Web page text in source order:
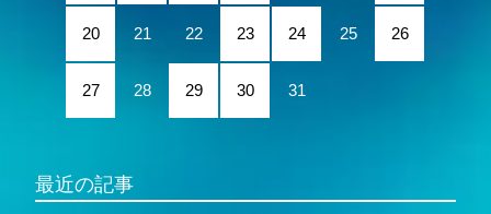
20 21 22 23 24 25 26
27 28 29 30 31
最近の記事